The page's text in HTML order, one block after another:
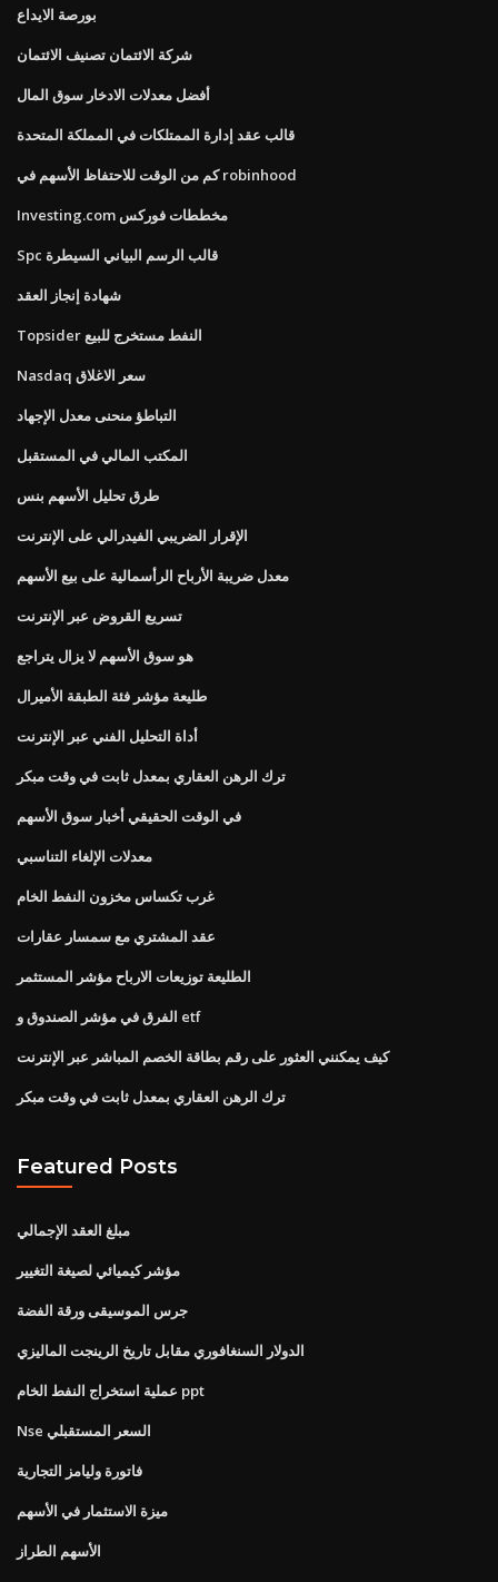
بورصة الايداع
شركة الائتمان تصنيف الائتمان
أفضل معدلات الادخار سوق المال
قالب عقد إدارة الممتلكات في المملكة المتحدة
كم من الوقت للاحتفاظ الأسهم في robinhood
Investing.com مخططات فوركس
Spc قالب الرسم البياني السيطرة
شهادة إنجاز العقد
Topsider النفط مستخرج للبيع
Nasdaq سعر الاغلاق
التباطؤ منحنى معدل الإجهاد
المكتب المالي في المستقبل
طرق تحليل الأسهم بنس
الإقرار الضريبي الفيدرالي على الإنترنت
معدل ضريبة الأرباح الرأسمالية على بيع الأسهم
تسريع القروض عبر الإنترنت
هو سوق الأسهم لا يزال يتراجع
طليعة مؤشر فئة الطبقة الأميرال
أداة التحليل الفني عبر الإنترنت
ترك الرهن العقاري بمعدل ثابت في وقت مبكر
في الوقت الحقيقي أخبار سوق الأسهم
معدلات الإلغاء التناسبي
غرب تكساس مخزون النفط الخام
عقد المشتري مع سمسار عقارات
الطليعة توزيعات الارباح مؤشر المستثمر
الفرق في مؤشر الصندوق و etf
كيف يمكنني العثور على رقم بطاقة الخصم المباشر عبر الإنترنت
ترك الرهن العقاري بمعدل ثابت في وقت مبكر
Featured Posts
مبلغ العقد الإجمالي
مؤشر كيميائي لصيغة التغيير
جرس الموسيقى ورقة الفضة
الدولار السنغافوري مقابل تاريخ الرينجت الماليزي
عملية استخراج النفط الخام ppt
Nse السعر المستقبلي
فاتورة وليامز التجارية
ميزة الاستثمار في الأسهم
الأسهم الطراز